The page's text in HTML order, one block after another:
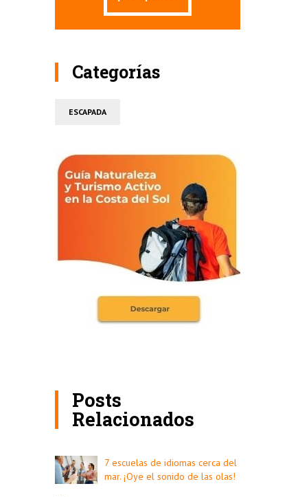
Categorías
ESCAPADA
Posts
Relacionados
7 escuelas de idiomas cerca del
mar. ¡Oye el sonido de las olas!